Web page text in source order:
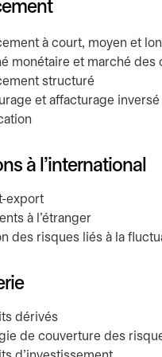
à court, moyen et
monétaire et marché des
structuré
et affacturage inversé
à l’international
export
à l’étranger
des risques liés à la
dérivés
de couverture des